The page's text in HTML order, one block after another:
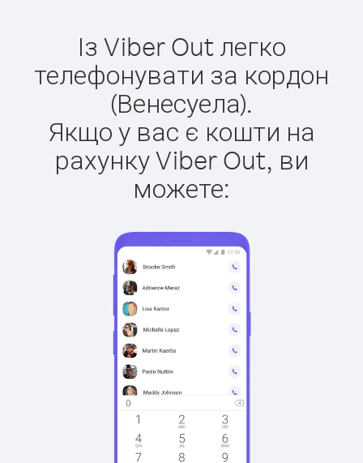
Із Viber Out легко
телефонувати за кордон
(Венесуела).
Якщо у вас є кошти на
рахунку Viber Out, ви
можете: